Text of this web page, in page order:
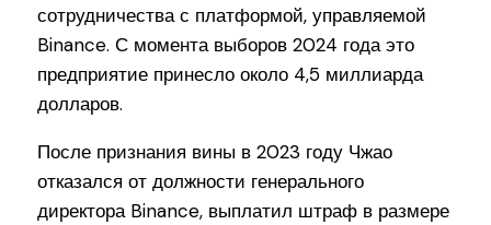
сотрудничества с платформой, управляемой
Binance. С момента выборов 2024 года это
предприятие принесло около 4,5 миллиарда
долларов.
После признания вины в 2023 году Чжао
отказался от должности генерального
директора Binance, выплатил штраф в размере